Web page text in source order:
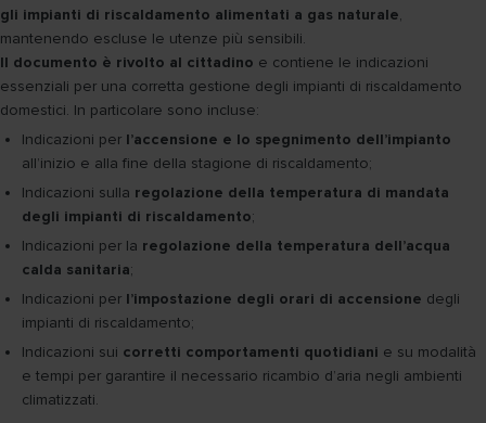
gli impianti di riscaldamento alimentati a gas naturale,
mantenendo escluse le utenze più sensibili.
Il documento è rivolto al cittadino e contiene le indicazioni
essenziali per una corretta gestione degli impianti di riscaldamento
domestici. In particolare sono incluse:
Indicazioni per l’accensione e lo spegnimento dell’impianto
all’inizio e alla fine della stagione di riscaldamento;
Indicazioni sulla regolazione della temperatura di mandata
degli impianti di riscaldamento;
Indicazioni per la regolazione della temperatura dell’acqua
calda sanitaria;
Indicazioni per l’impostazione degli orari di accensione degli
impianti di riscaldamento;
Indicazioni sui corretti comportamenti quotidiani e su modalità
e tempi per garantire il necessario ricambio d’aria negli ambienti
climatizzati.